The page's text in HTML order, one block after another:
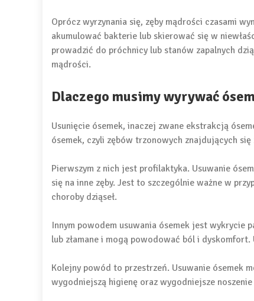
Oprócz wyrzynania się, zęby mądrości czasami
akumulować bakterie lub skierować się w
prowadzić do próchnicy lub stanów zapalnych
mądrości.
Dlaczego musimy wyrywać
Usunięcie ósemek, inaczej zwane ekstrakcją
ósemek, czyli zębów trzonowych znajdujących
Pierwszym z nich jest profilaktyka. Usuwanie
się na inne zęby. Jest to szczególnie ważne w
choroby dziąseł.
Innym powodem usuwania ósemek jest wykrycie
lub złamane i mogą powodować ból i
Kolejny powód to przestrzeń. Usuwanie ósemek
wygodniejszą higienę oraz wygodniejsze